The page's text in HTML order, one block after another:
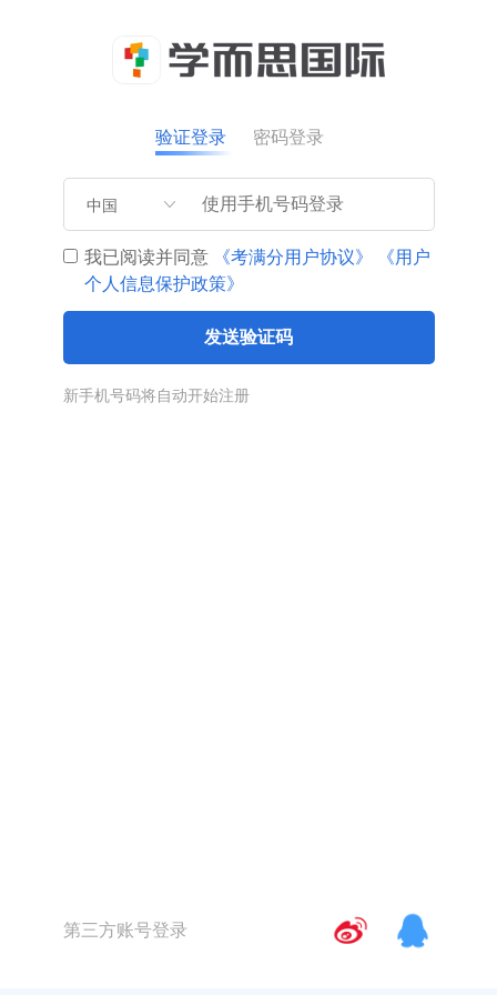
验证登录 密码登录
中国
我已阅读并同意 《考满分用户协议》
《用户
个人信息保护政策》
发送验证码
新手机号码将自动开始注册
第三方账号登录